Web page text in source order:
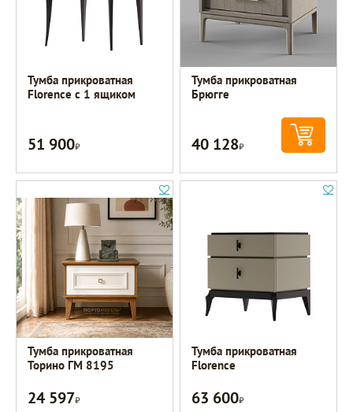
Тумба прикроватная
Florence с 1 ящиком
51 900Р
Тумба прикроватная
Брюгге
40 128Р
Тумба прикроватная
Торино ГМ 8195
24 597Р
Тумба прикроватная
Florence
63 600Р